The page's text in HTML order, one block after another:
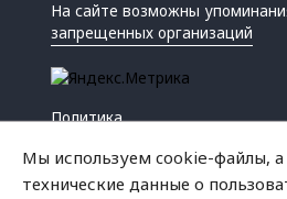
На сайте возможны
запрещенных организаций
Политика
Мы используем cookie-файлы,
технические данные о